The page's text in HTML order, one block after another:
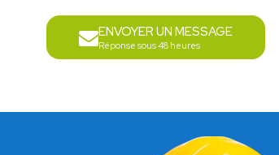
ENVOYER UN MESSAGE
Réponse sous 48 heures